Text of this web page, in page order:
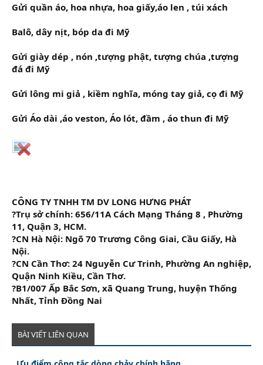
Gửi quần áo, hoa nhựa, hoa giấy,áo len , túi xách
Balô, dây nịt, bóp da đi Mỹ
Gửi giày dép , nón ,tượng phật, tượng chúa ,tượng
đá đi Mỹ
Gửi lông mi giả , kiềm nghĩa, móng tay giả, cọ đi Mỹ
Gửi Áo dài ,áo veston, Áo lót, đầm , áo thun đi Mỹ
CÔNG TY TNHH TM DV LONG HƯNG PHÁT
?Trụ sở chính: 656/11A Cách Mạng Tháng 8 , Phường
11, Quận 3, HCM.
?CN Hà Nội: Ngõ 70 Trương Công Giai, Cầu Giấy, Hà
Nội.
?CN Cần Thơ: 24 Nguyễn Cư Trinh, Phường An nghiệp,
Quận Ninh Kiều, Cần Thơ.
?B1/007 Ấp Bắc Sơn, xã Quang Trung, huyện Thống
Nhất, Tỉnh Đồng Nai
BÀI VIẾT LIÊN QUAN